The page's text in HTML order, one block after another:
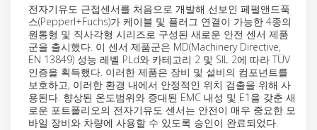
전자기유도 근접센서를 처음으로 개발해 선보인 페펄앤드푹
스(Pepperl+Fuchs)가 케이블 및 플러그 연결이 가능한 4종의
원통형 및 직사각형 시리즈로 구성된 새로운 안전 센서 제품
군을 출시했다. 이 센서 제품군은 MD(Machinery Directive,
EN 13849) 성능 레벨 PLd와 카테고리 2 및 SIL 2에 따라 TÜV
인증을 획득했다. 이러한 제품은 장비 및 설비의 컴포넌트를
보호하고, 이러한 환경 내에서 안정적인 위치 검출을 위해 사
용된다. 향상된 온도범위와 증대된 EMC 내성 및 E1을 갖춘 새
로운 포트폴리오의 전자기유도 센서는 안전이 매우 중요한 모
바일 장비와 차량에 사용할 수 있도록 승인이 완료되었다.